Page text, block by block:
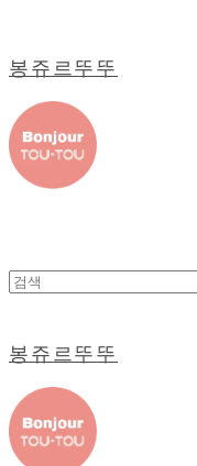
봉쥬르뚜뚜
봉쥬르뚜뚜